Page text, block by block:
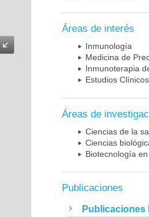
Áreas de interés
Inmunología
Medicina de
Inmunoterapia
Estudios Clínicos
Áreas de
Ciencias de la
Ciencias
Biotecnología
Publicaciones
Publicaciones